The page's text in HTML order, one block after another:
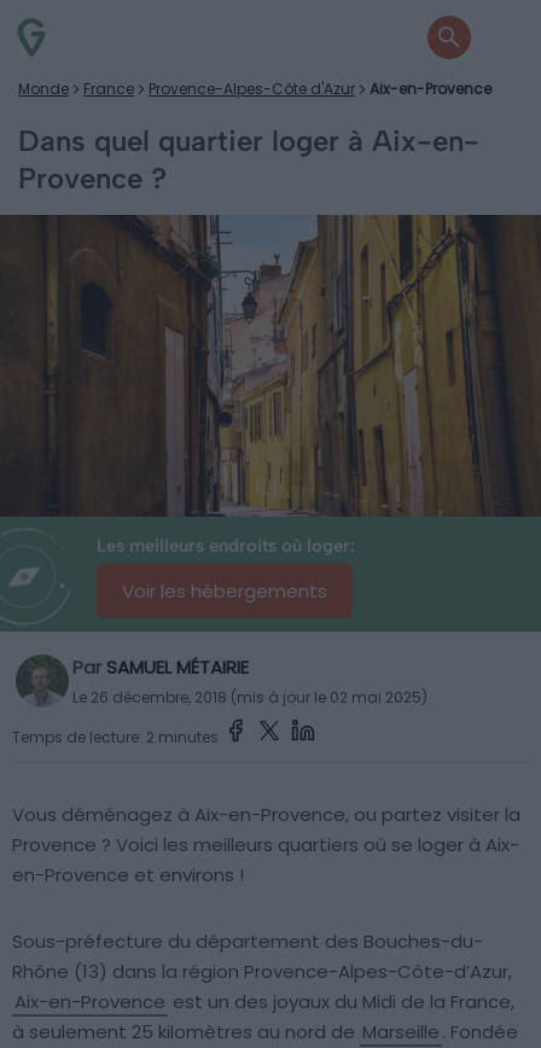
Monde France Provence-Alpes-Côte d'Azur Aix-en-Provence
Dans quel quartier loger à Aix-en-
Provence ?
Les meilleurs endroits où loger:
Voir les hébergements
Par SAMUEL MÉTAIRIE
Le 26 décembre, 2018 (mis à jour le 02 mai 2025)
Temps de lecture: 2 minutes
Vous déménagez à Aix-en-Provence, ou partez visiter la
Provence ? Voici les meilleurs quartiers où se loger à Aix-
en-Provence et environs !
Sous-préfecture du département des Bouches-du-
Rhône (13) dans la région Provence-Alpes-Côte-d’Azur,
Aix-en-Provence est un des joyaux du Midi de la France,
à seulement 25 kilomètres au nord de Marseille. Fondée